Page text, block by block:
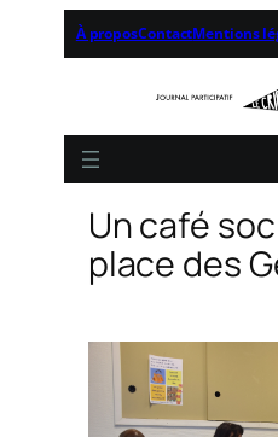
À proposContactMentions
Un café
place des